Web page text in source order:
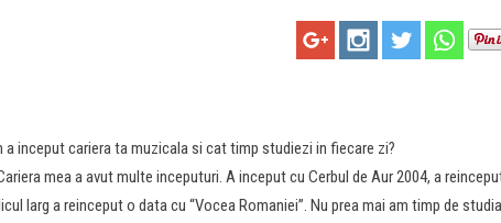
a inceput cariera ta muzicala si cat timp studiezi in fiecare zi?
mea a avut multe inceputuri. A inceput cu Cerbul de Aur 2004, a
larg a reinceput o data cu “Vocea Romaniei”. Nu prea mai am timp de